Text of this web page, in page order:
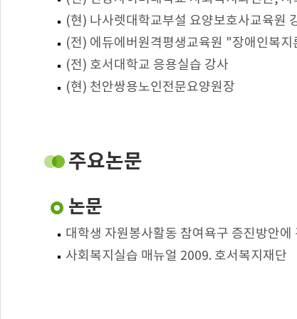
(현) 나사렛대학교부설 요양보호사교육원
(전) 에듀에버원격평생교육원 "장애인복
(전) 호서대학교 응용실습 강사
(현) 천안쌍용노인전문요양원장
주요논문
논문
대학생 자원봉사활동 참여욕구 증진방안
사회복지실습 매뉴얼 2009. 호서복지재단